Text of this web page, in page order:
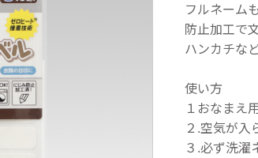
2018年
の手芸
物
他
フルネーム
防止加工で
ハンカチな
使い方
１おなまえ
２.空気が入
３.必ず洗濯